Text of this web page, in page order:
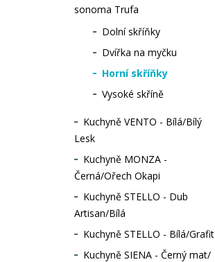
sonoma Trufa
Dolní skříňky
Dvířka na myčku
Horní skříňky
Vysoké skříně
Kuchyně VENTO - Bílá/Bílý
Lesk
Kuchyně MONZA -
Černá/Ořech Okapi
Kuchyně STELLO - Dub
Artisan/Bílá
Kuchyně STELLO - Bílá/Grafit
Kuchyně SIENA - Černý mat/